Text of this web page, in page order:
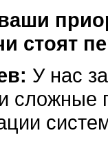
стоят
У нас
сложные